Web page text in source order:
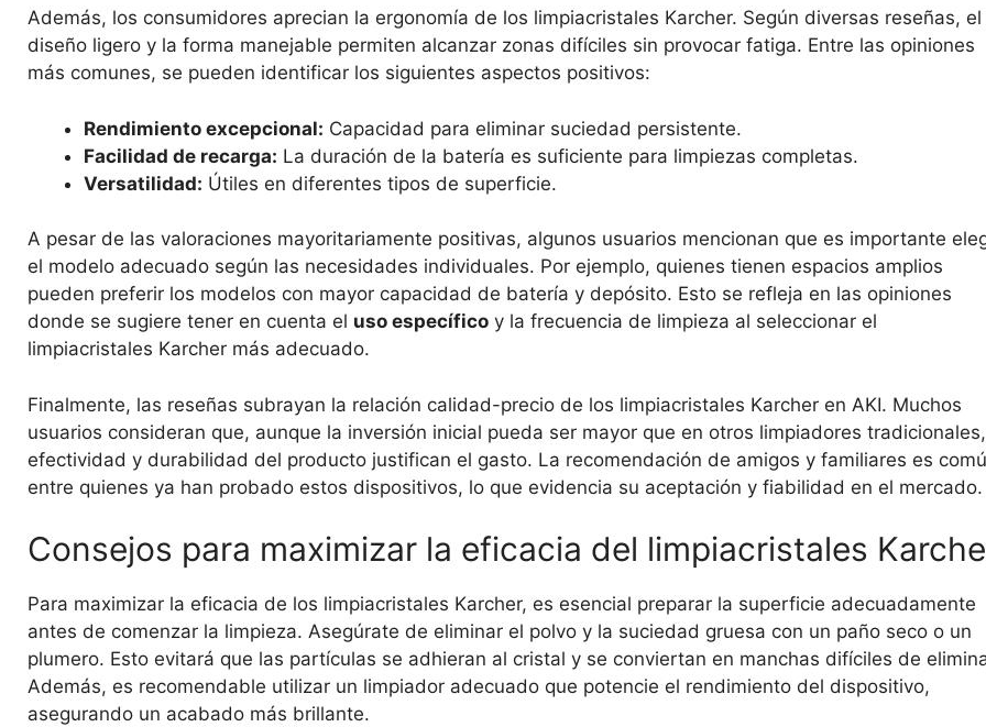
Además, los consumidores aprecian la ergonomía de los limpiacristales Karcher. Según diversas reseñas, el
diseño ligero y la forma manejable permiten alcanzar zonas difíciles sin provocar fatiga. Entre las opiniones
más comunes, se pueden identificar los siguientes aspectos positivos:
Rendimiento excepcional: Capacidad para eliminar suciedad persistente.
Facilidad de recarga: La duración de la batería es suficiente para limpiezas completas.
Versatilidad: Útiles en diferentes tipos de superficie.
A pesar de las valoraciones mayoritariamente positivas, algunos usuarios mencionan que es importante
el modelo adecuado según las necesidades individuales. Por ejemplo, quienes tienen espacios amplios
pueden preferir los modelos con mayor capacidad de batería y depósito. Esto se refleja en las opiniones
donde se sugiere tener en cuenta el uso específico y la frecuencia de limpieza al seleccionar el
limpiacristales Karcher más adecuado.
Finalmente, las reseñas subrayan la relación calidad-precio de los limpiacristales Karcher en AKI. Muchos
usuarios consideran que, aunque la inversión inicial pueda ser mayor que en otros limpiadores
efectividad y durabilidad del producto justifican el gasto. La recomendación de amigos y familiares es
entre quienes ya han probado estos dispositivos, lo que evidencia su aceptación y fiabilidad en el mercado.
Consejos para maximizar la eficacia del limpiacristales
Para maximizar la eficacia de los limpiacristales Karcher, es esencial preparar la superficie adecuadamente
antes de comenzar la limpieza. Asegúrate de eliminar el polvo y la suciedad gruesa con un paño seco o un
plumero. Esto evitará que las partículas se adhieran al cristal y se conviertan en manchas difíciles de
Además, es recomendable utilizar un limpiador adecuado que potencie el rendimiento del dispositivo,
asegurando un acabado más brillante.